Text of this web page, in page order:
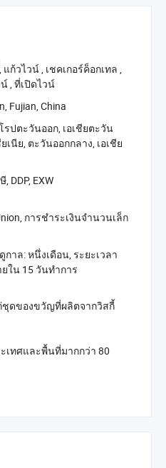
‪แก้วไวน์‬ ‪เชคเกอร์ค็อกเทล‬
,‪ที่เปิดไวน์‬
Fujian, China
รปตะวันออก, เอเชียตะวัน
เนีย, ตะวันออกกลาง, เอเชีย
DDP, EXW
การชำระเงินจำนวนเล็ก
าล: หนึ่งเดือน, ระยะเวลา
ใน 15 วันทำการ
ชุดของขวัญที่ผลิตจากวิสกี้
เทศและพื้นที่มากกว่า 80